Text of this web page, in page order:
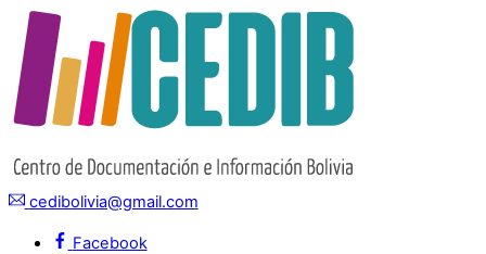
cedibolivia@gmail.com
Facebook